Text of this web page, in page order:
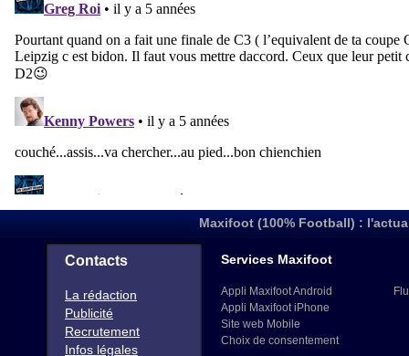
Maxifoot (100% Football) :
Contacts
La rédaction
Publicité
Recrutement
Infos légales
Services Maxifoot
Appli Maxifoot Android
Appli Maxifoot iPhone
Site web Mobile
Choix de consentement